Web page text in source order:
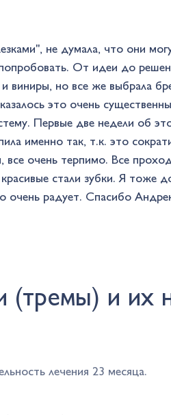
не думала, что они
От идеи до
виниры, но все же выбрала
это очень
Первые две недели об
именно так, т.к. это
все очень терпимо. Все
стали зубки. Я тоже
очень радует. Спасибо
(тремы) и их
лечения 23 месяца.